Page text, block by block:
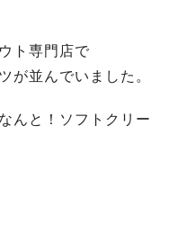
ト専門店で
が並んでいました。
んと！ソフトクリー